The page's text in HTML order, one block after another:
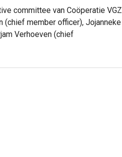
committee van Coöperatie VGZ
(chief member officer), Jojanneke
Verhoeven (chief